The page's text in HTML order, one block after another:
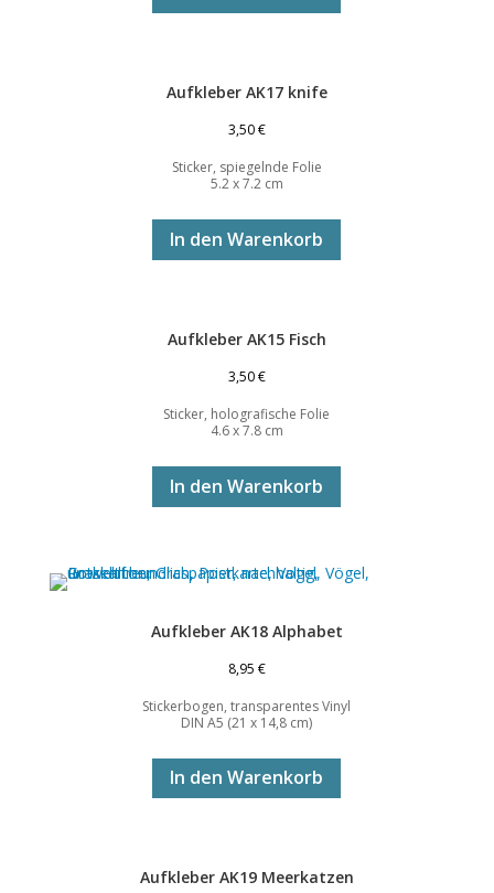
Aufkleber AK17 knife
3,50€
Sticker, spiegelnde Folie
5.2 x 7.2 cm
In den Warenkorb
Aufkleber AK15 Fisch
3,50€
Sticker, holografische Folie
4.6 x 7.8 cm
In den Warenkorb
Aufkleber AK18 Alphabet
8,95 €
Stickerbogen, transparentes Vinyl
DIN A5 (21 x 14,8 cm)
In den Warenkorb
Aufkleber AK19 Meerkatzen